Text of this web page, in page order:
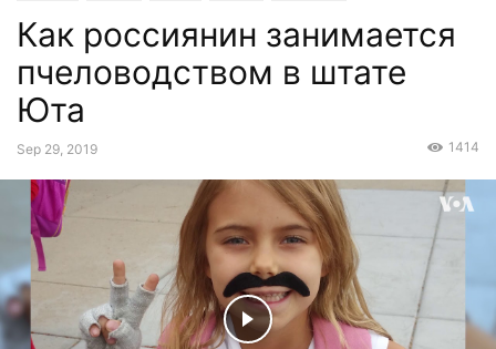
Как россиянин занимается
пчеловодством в штате
Юта
Sep 29, 2019 1414